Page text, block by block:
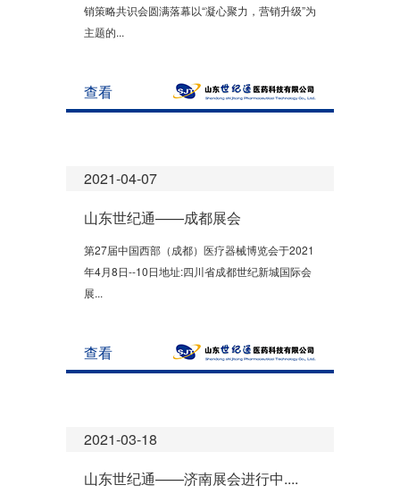
销策略共识会圆满落幕以“凝心聚力，营销升级”为
主题的...
查看
2021-04-07
山东世纪通——成都展会
第27届中国西部（成都）医疗器械博览会于2021
年4月8日--10日地址:四川省成都世纪新城国际会
展...
查看
2021-03-18
山东世纪通——济南展会进行中....